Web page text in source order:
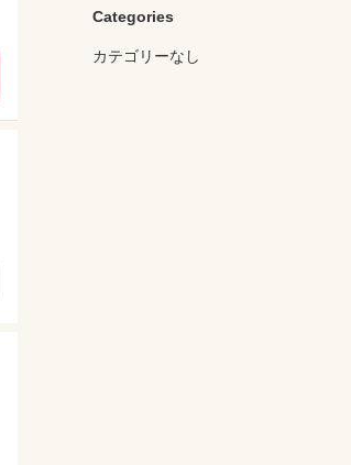
Categories
カテゴリーなし